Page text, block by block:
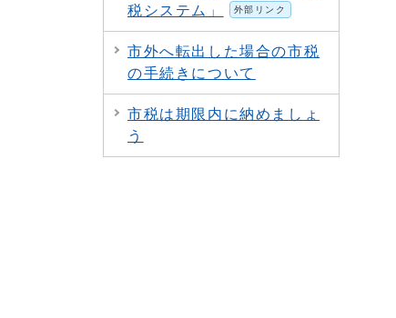
税システム」
外部リンク
市外へ転出した場合の市税
の手続きについて
市税は期限内に納めましょ
う